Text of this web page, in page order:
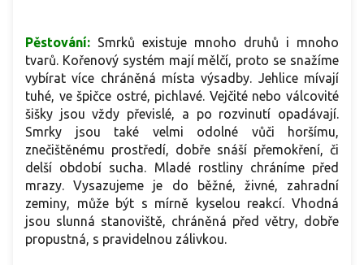
Pěstování: Smrků existuje mnoho druhů i mnoho
tvarů. Kořenový systém mají mělčí, proto se snažíme
vybírat více chráněná místa výsadby. Jehlice mívají
tuhé, ve špičce ostré, pichlavé. Vejčité nebo válcovité
šišky jsou vždy převislé, a po rozvinutí opadávají.
Smrky jsou také velmi odolné vůči horšímu,
znečištěnému prostředí, dobře snáší přemokření, či
delší období sucha. Mladé rostliny chráníme před
mrazy. Vysazujeme je do běžné, živné, zahradní
zeminy, může být s mírně kyselou reakcí. Vhodná
jsou slunná stanoviště, chráněná před větry, dobře
propustná, s pravidelnou zálivkou.